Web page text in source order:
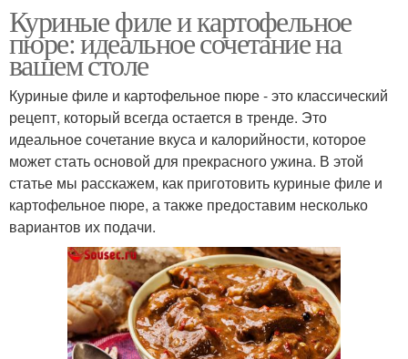
Куриные филе и картофельное
пюре: идеальное сочетание на
вашем столе
Куриные филе и картофельное пюре - это классический
рецепт, который всегда остается в тренде. Это
идеальное сочетание вкуса и калорийности, которое
может стать основой для прекрасного ужина. В этой
статье мы расскажем, как приготовить куриные филе и
картофельное пюре, а также предоставим несколько
вариантов их подачи.